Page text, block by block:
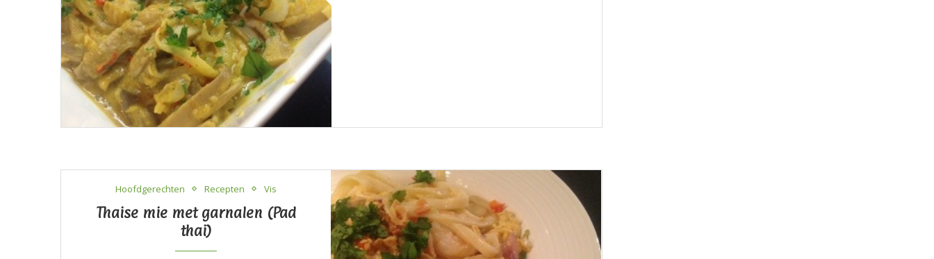
Hoofdgerechten Recepten Vis
Thaise mie met garnalen (Pad
thai)